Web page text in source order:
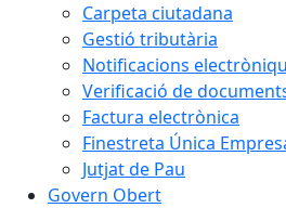
Carpeta ciutadana
Gestió tributària
Notificacions
Verificació de
Factura electrònica
Finestreta Única
Jutjat de Pau
Govern Obert